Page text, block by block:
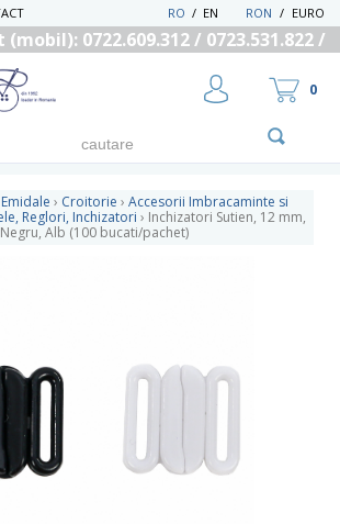
RON / EURO
EN
/
RO
0722.609.312 / 0723.531.822 /
0
› Croitorie › Accesorii Imbracaminte si
Reglori, Inchizatori › Inchizatori Sutien, 12 mm,
Negru, Alb (100 bucati/pachet)